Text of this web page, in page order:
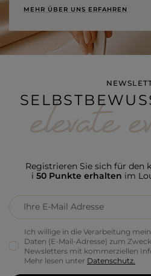
MEHR ÜBER UNS ERFAHREN
Registrieren Sie sich für den
i 50 Punkte erhalten im
Ihre E-Mail Adresse
Ich willige in die Verarbeitung
Daten (E-Mail-Adresse) zum
Newsletters mit kommerziellen
Mehr lesen unter Datenschutz.